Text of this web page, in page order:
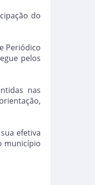
do
Periódico
pelos
nas
efetiva
município